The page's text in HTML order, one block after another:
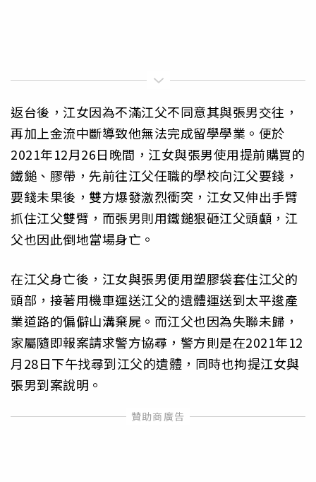
返台後，江女因為不滿江父不同意其與張男交往，
再加上金流中斷導致他無法完成留學學業。便於
2021年12月26日晚間，江女與張男使用提前購買的
鐵鎚、膠帶，先前往江父任職的學校向江父要錢，
要錢未果後，雙方爆發激烈衝突，江女又伸出手臂
抓住江父雙臂，而張男則用鐵鎚狠砸江父頭顱，江
父也因此倒地當場身亡。
在江父身亡後，江女與張男便用塑膠袋套住江父的
頭部，接著用機車運送江父的遺體運送到太平逡產
業道路的偏僻山溝棄屍。而江父也因為失聯未歸，
家屬隨即報案請求警方協尋，警方則是在2021年12
月28日下午找尋到江父的遺體，同時也拘提江女與
張男到案說明。